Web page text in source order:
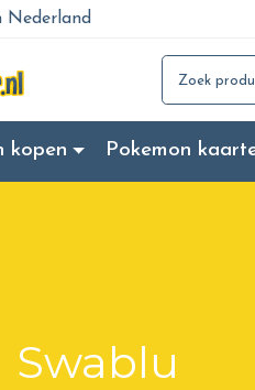
Nederland
Search for:
kopen Pokemon
Swablu